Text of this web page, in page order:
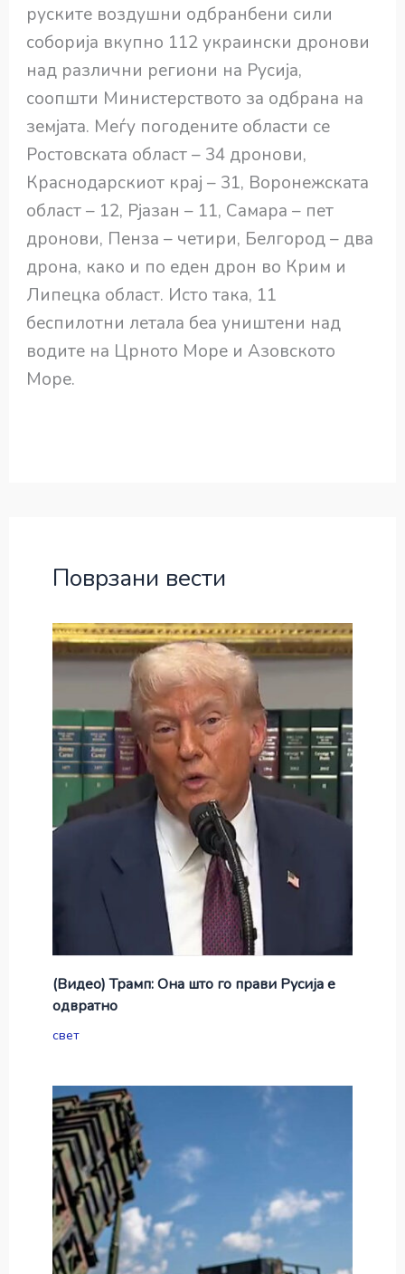
руските воздушни одбранбени сили
соборија вкупно 112 украински дронови
над различни региони на Русија,
соопшти Министерството за одбрана на
земјата. Меѓу погодените области се
Ростовската област – 34 дронови,
Краснодарскиот крај – 31, Воронежската
област – 12, Рјазан – 11, Самара – пет
дронови, Пенза – четири, Белгород – два
дрона, како и по еден дрон во Крим и
Липецка област. Исто така, 11
беспилотни летала беа уништени над
водите на Црното Море и Азовското
Море.
Поврзани вести
(Видео) Трамп: Она што го прави Русија е
одвратно
свет